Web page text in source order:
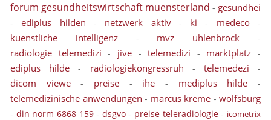
forum gesundheitswirtschaft muensterland - gesundhei
-ediplus hilden - netzwerk aktiv- ki - medeco-
kuenstliche intelligenz- mvz uhlenbrock -
radiologie telemedizi - jive-telemedizi - marktplatz -
ediplus hilde - radiologiekongressruh - telemedezi -
dicom viewe- preise - ihe - mediplus hilde -
telemedizinische anwendungen - marcus kreme - wolfsburg
- din norm 6868 159- dsgvo- preise teleradiologie- icometrix